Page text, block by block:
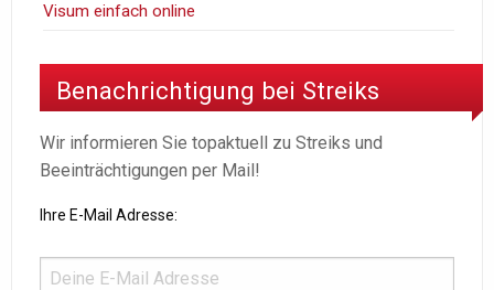
Visum einfach online
Benachrichtigung bei Streiks
Wir informieren Sie topaktuell zu Streiks und
Beeinträchtigungen per Mail!
Ihre E-Mail Adresse: